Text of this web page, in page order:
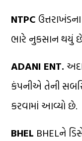
NTPC
ભારે નુકસાન થયું
ADANI ENT.
કંપનીએ તેની
કરવામાં આવ્યો છે.
BHEL BHELને